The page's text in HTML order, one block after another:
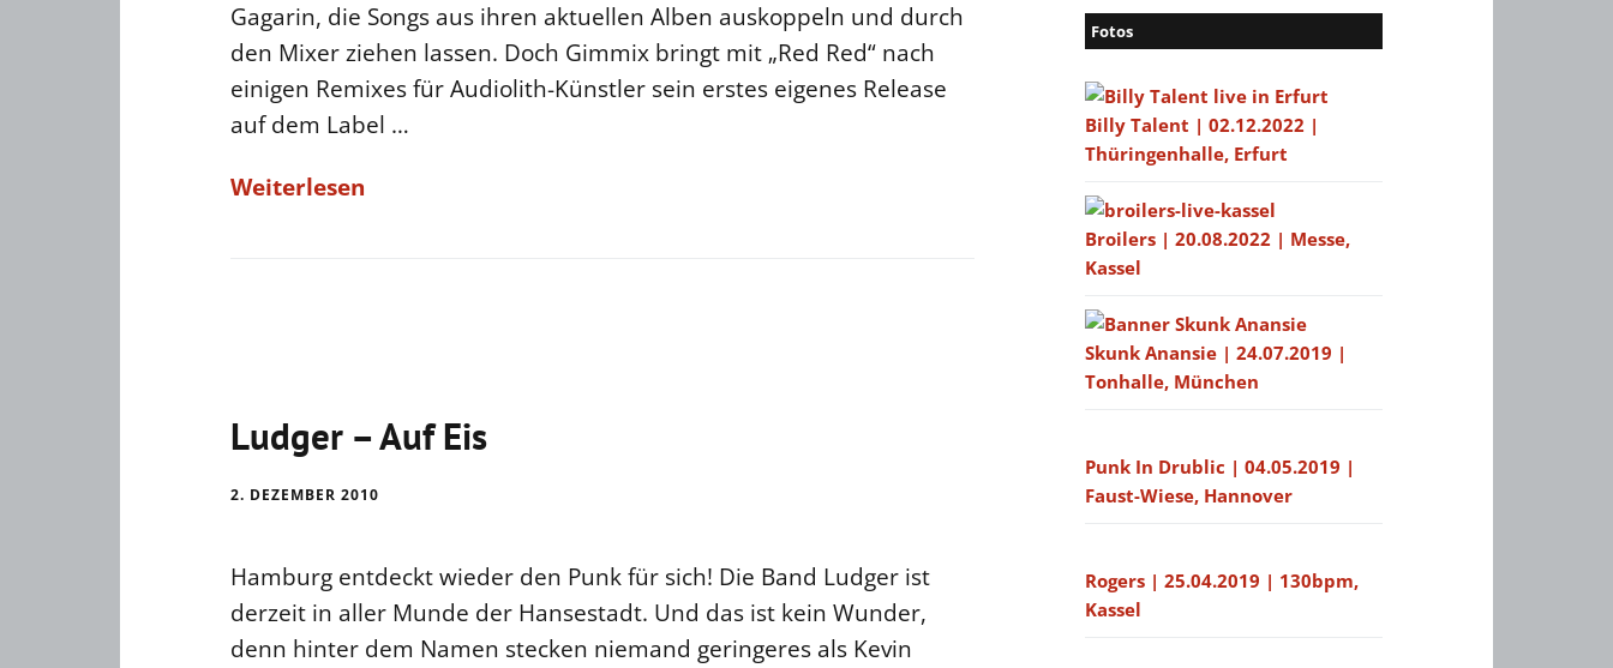
Gagarin, die Songs aus ihren aktuellen Alben auskoppeln und durch
den Mixer ziehen lassen. Doch Gimmix bringt mit „Red Red“ nach
einigen Remixes für Audiolith-Künstler sein erstes eigenes Release
auf dem Label …
Weiterlesen
Ludger – Auf Eis
2. DEZEMBER 2010
Hamburg entdeckt wieder den Punk für sich! Die Band Ludger ist
derzeit in aller Munde der Hansestadt. Und das ist kein Wunder,
denn hinter dem Namen stecken niemand geringeres als Kevin
Fotos
Billy Talent | 02.12.2022 |
Thüringenhalle, Erfurt
Broilers | 20.08.2022 | Messe,
Kassel
Skunk Anansie | 24.07.2019 |
Tonhalle, München
Punk In Drublic | 04.05.2019 |
Faust-Wiese, Hannover
Rogers | 25.04.2019 | 130bpm,
Kassel